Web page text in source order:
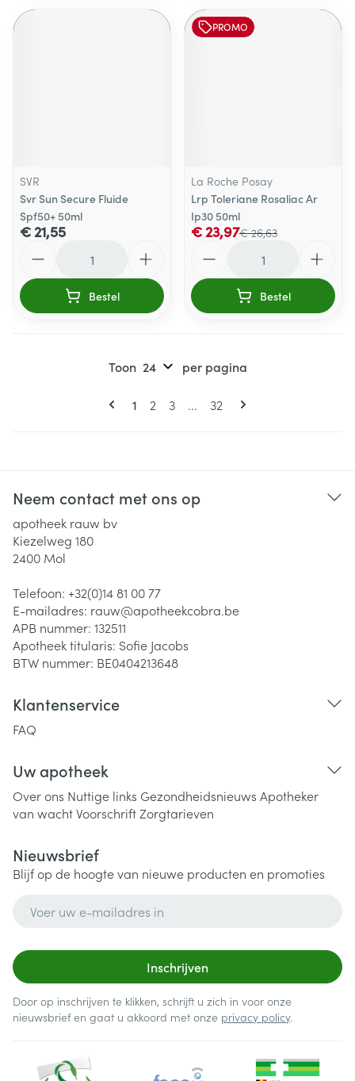
SVR
Svr Sun Secure Fluide
Spf50+ 50ml
€ 21,55
Bestel
PROMO
La Roche Posay
Lrp Toleriane Rosaliac Ar
Ip30 50ml
€ 26,63
€ 23,97
Bestel
Pagina's
U lees momenteel pagina
1 Pagina
2 Pagina
3 ... Pagina
32
Toon per pagina
Neem contact met ons op
apotheek rauw bv
Kiezelweg 180
2400 Mol
Telefoon: +32(0)14 81 00 77
E-mailadres: rauw@apotheekcobra.be
APB nummer: 132511
Apotheek titularis: Sofie Jacobs
BTW nummer: BE0404213648
Klantenservice
FAQ
Uw apotheek
Over ons Nuttige links Gezondheidsnieuws Apotheker
van wachtVoorschriftZorgtarieven
Nieuwsbrief
Blijf op de hoogte van nieuwe producten en promoties
Inschrijven
Door op inschrijven te klikken, schrijft u zich in voor onze
nieuwsbrief en gaat u akkoord met onze privacy policy.